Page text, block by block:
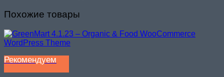
Похожие товары
Рекомендуем